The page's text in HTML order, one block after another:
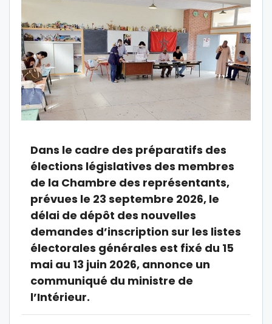
Dans le cadre des préparatifs des
élections législatives des membres
de la Chambre des représentants,
prévues le 23 septembre 2026, le
délai de dépôt des nouvelles
demandes d’inscription sur les listes
électorales générales est fixé du 15
mai au 13 juin 2026, annonce un
communiqué du ministre de
l’Intérieur.